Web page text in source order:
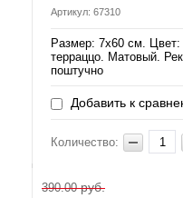
Артикул: 67310
Размер: 7х60 см.
терраццо. Матовый.
поштучно
Добавить к
Количество:
390.00руб.